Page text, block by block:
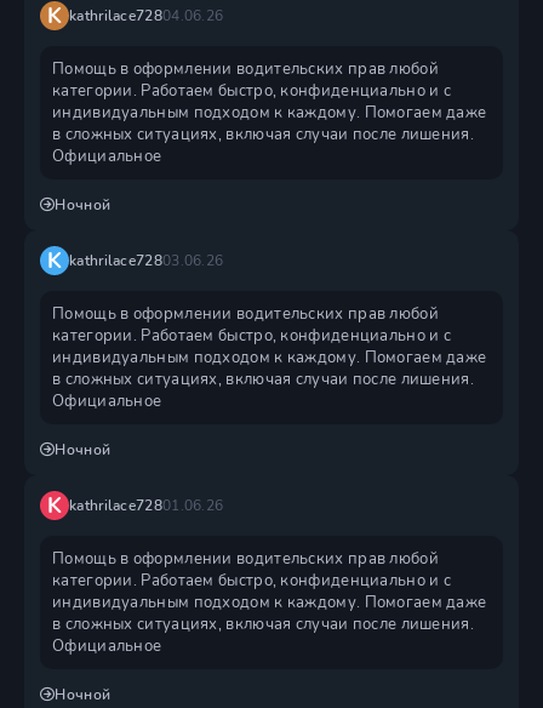
K kathrilace72804.06.26
Помощь в оформлении водительских прав любой
категории. Работаем быстро, конфиденциально и с
индивидуальным подходом к каждому. Помогаем даже
в сложных ситуациях, включая случаи после лишения.
Официальное
Ночной
K kathrilace72803.06.26
Помощь в оформлении водительских прав любой
категории. Работаем быстро, конфиденциально и с
индивидуальным подходом к каждому. Помогаем даже
в сложных ситуациях, включая случаи после лишения.
Официальное
Ночной
K kathrilace72801.06.26
Помощь в оформлении водительских прав любой
категории. Работаем быстро, конфиденциально и с
индивидуальным подходом к каждому. Помогаем даже
в сложных ситуациях, включая случаи после лишения.
Официальное
Ночной